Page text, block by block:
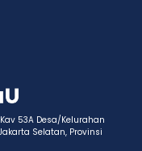
53A Desa/Kelurahan
Selatan, Provinsi